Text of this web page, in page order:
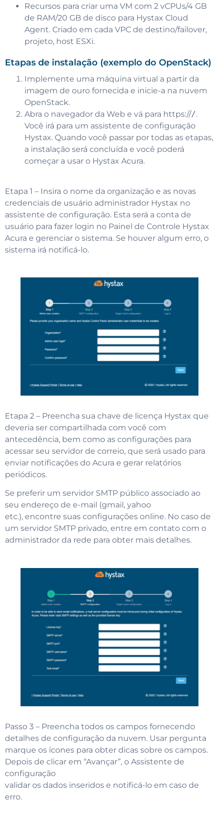
Recursos para criar uma VM com 2 vCPUs/4 GB
de RAM/20 GB de disco para Hystax Cloud
Agent. Criado em cada VPC de destino/failover,
projeto, host ESXi.
Etapas de instalação (exemplo do OpenStack)
Implemente uma máquina virtual a partir da
imagem de ouro fornecida e inicie-a na nuvem
OpenStack.
Abra o navegador da Web e vá para https:///.
Você irá para um assistente de configuração
Hystax. Quando você passar por todas as etapas,
a instalação será concluída e você poderá
começar a usar o Hystax Acura.
Etapa 1 – Insira o nome da organização e as novas
credenciais de usuário administrador Hystax no
assistente de configuração. Esta será a conta de
usuário para fazer login no Painel de Controle Hystax
Acura e gerenciar o sistema. Se houver algum erro, o
sistema irá notificá-lo.
Etapa 2 – Preencha sua chave de licença Hystax que
deveria ser compartilhada com você com
antecedência, bem como as configurações para
acessar seu servidor de correio, que será usado para
enviar notificações do Acura e gerar relatórios
periódicos.
Se preferir um servidor SMTP público associado ao
seu endereço de e-mail (gmail, yahoo
etc.), encontre suas configurações online. No caso de
um servidor SMTP privado, entre em contato com o
administrador da rede para obter mais detalhes.
Passo 3 – Preencha todos os campos fornecendo
detalhes de configuração da nuvem. Usar pergunta
marque os ícones para obter dicas sobre os campos.
Depois de clicar em “Avançar”, o Assistente de
configuração
validar os dados inseridos e notificá-lo em caso de
erro.